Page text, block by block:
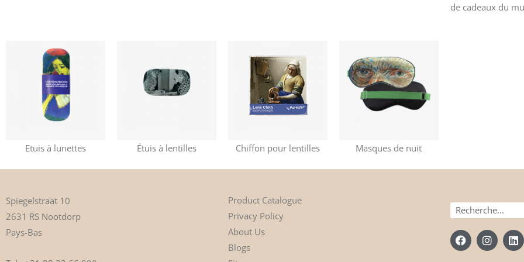
de cadeaux du
Etuis à lunettes Étuis à lentilles Chiffon pour lentilles Masques de nuit
Spiegelstraat 10
2631 RS Nootdorp
Pays-Bas
Product Catalogue
Privacy Policy
About Us
Blogs
Recherche
F
a
c
I
n
s
L
i
n